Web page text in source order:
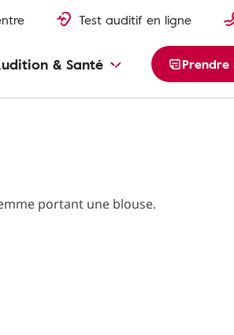
Test auditif en ligne
& Santé Prendre